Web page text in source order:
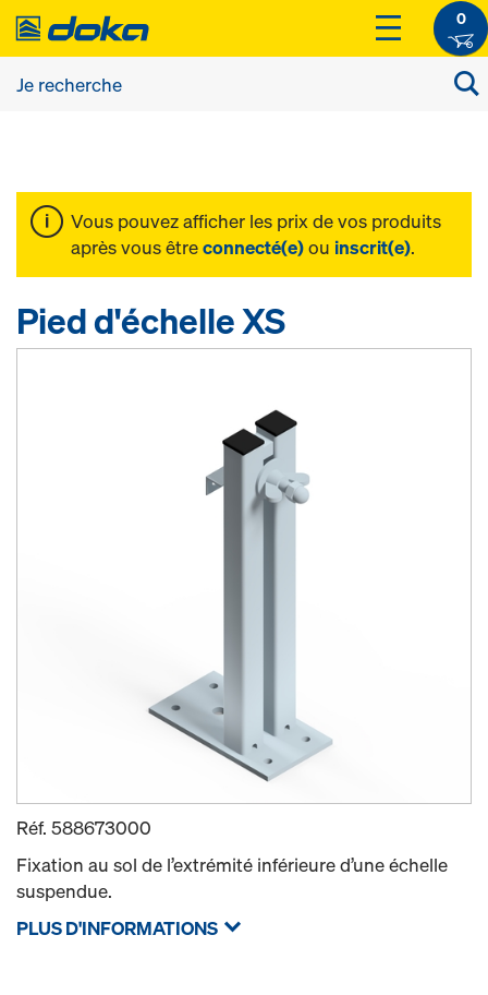
0
Vous pouvez afficher les prix de vos produits
après vous êtreconnecté(e)ou inscrit(e).
Pied d'échelle XS
Réf. 588673000
Fixation au sol de l’extrémité inférieure d’une échelle
suspendue.
PLUS D'INFORMATIONS